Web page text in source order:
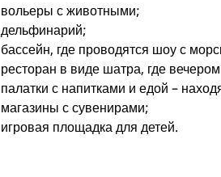
вольеры с животными;
дельфинарий;
бассейн, где проводятся шоу с
ресторан в виде шатра, где
палатки с напитками и едой –
магазины с сувенирами;
игровая площадка для детей.